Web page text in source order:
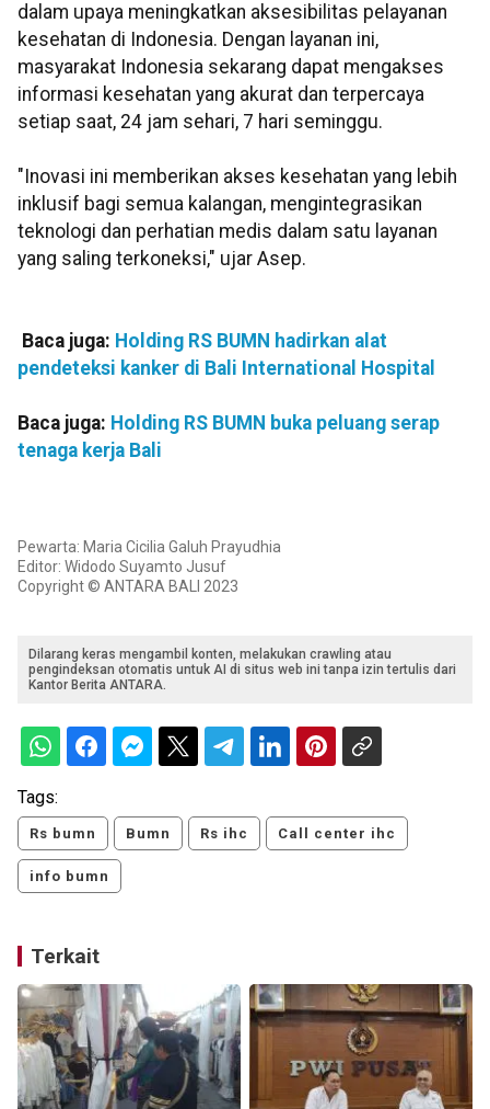
dalam upaya meningkatkan aksesibilitas pelayanan
kesehatan di Indonesia. Dengan layanan ini,
masyarakat Indonesia sekarang dapat mengakses
informasi kesehatan yang akurat dan terpercaya
setiap saat, 24 jam sehari, 7 hari seminggu.
"Inovasi ini memberikan akses kesehatan yang lebih
inklusif bagi semua kalangan, mengintegrasikan
teknologi dan perhatian medis dalam satu layanan
yang saling terkoneksi," ujar Asep.
Baca juga: Holding RS BUMN hadirkan alat
pendeteksi kanker di Bali International Hospital
Baca juga: Holding RS BUMN buka peluang serap
tenaga kerja Bali
Pewarta: Maria Cicilia Galuh Prayudhia
Editor: Widodo Suyamto Jusuf
Copyright © ANTARA BALI 2023
Dilarang keras mengambil konten, melakukan crawling atau
pengindeksan otomatis untuk AI di situs web ini tanpa izin tertulis dari
Kantor Berita ANTARA.
Tags:
Rs bumn Bumn Rs ihc Call center ihc
info bumn
Terkait